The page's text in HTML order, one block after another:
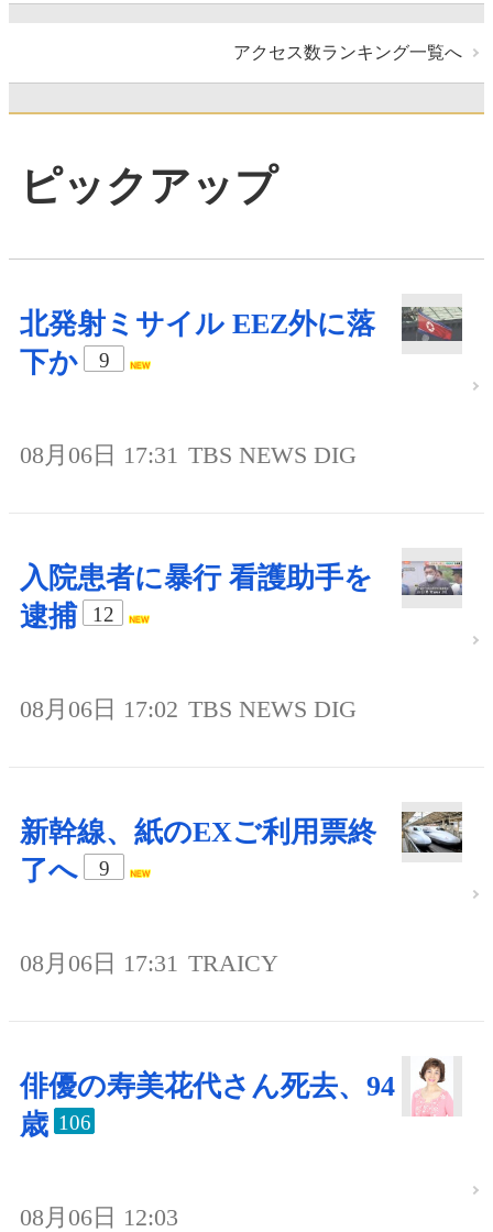
アクセス数ランキング一覧へ
ピックアップ
北発射ミサイル EEZ外に落
下か
9
08月06日 17:31 TBS NEWS DIG
入院患者に暴行 看護助手を
逮捕
12
08月06日 17:02 TBS NEWS DIG
新幹線、紙のEXご利用票終
了へ
9
08月06日 17:31 TRAICY
俳優の寿美花代さん死去、94
歳 106
08月06日 12:03